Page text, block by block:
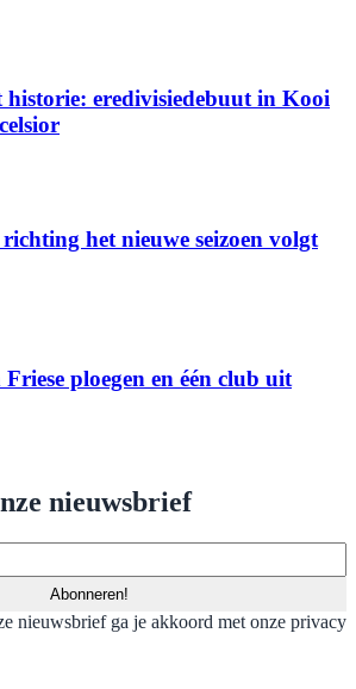
eredivisiedebuut in Kooi
het nieuwe seizoen volgt
ploegen en één club uit
nieuwsbrief
nieuwsbrief ga je akkoord met onze privacy